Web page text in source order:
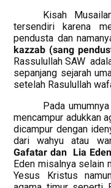
Kisah
tersendiri karena
pendusta dan
kazzab (sang
Rassulullah SAW
sepanjang sejarah
setelah Rasulullah
Pada
mencampur adukkan
dicampur dengan
dari wahyu atau
Gafatar dan Lia
Eden misalnya selain
Yesus Kristus